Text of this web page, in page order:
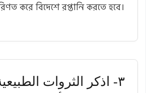
করে বিদেশে রপ্তানি করতে হবে।
٣- اذكر الثروات